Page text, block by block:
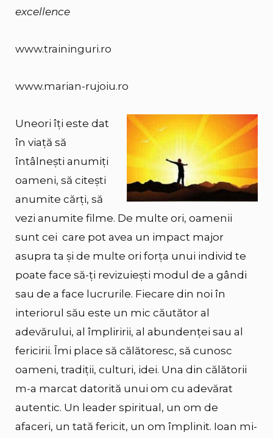
excellence
www.traininguri.ro
www.marian-rujoiu.ro
Uneori îți este dat
în viață să
întâlnești anumiți
oameni, să citești
anumite cărți, să
vezi anumite filme. De multe ori, oamenii
sunt cei care pot avea un impact major
asupra ta și de multe ori forța unui individ te
poate face să-ți revizuiești modul de a gândi
sau de a face lucrurile. Fiecare din noi în
interiorul său este un mic căutător al
adevărului, al împliririi, al abundenței sau al
fericirii. Îmi place să călătoresc, să cunosc
oameni, tradiții, culturi, idei. Una din călătorii
m-a marcat datorită unui om cu adevărat
autentic. Un leader spiritual, un om de
afaceri, un tată fericit, un om împlinit. Ioan mi-